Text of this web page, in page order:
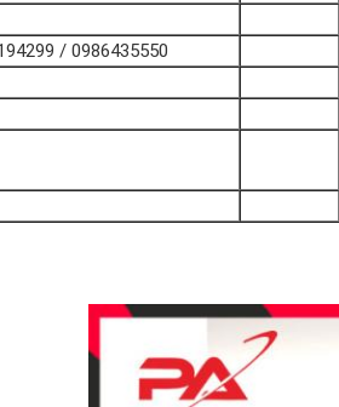
0986435550 / ME194299